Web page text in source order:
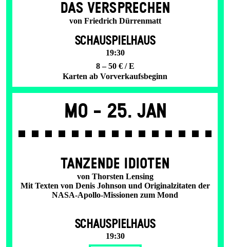
DAS VER­SPRECHEN
von Friedrich Dürrenmatt
SCHAUSPIELHAUS
19:30
8 – 50 € / E
Karten ab Vorverkaufsbeginn
Mo - 25. Jan
TANZENDE IDIOTEN
von Thorsten Lensing
Mit Texten von Denis Johnson und Originalzitaten der
NASA-Apollo-Missionen zum Mond
SCHAUSPIELHAUS
19:30